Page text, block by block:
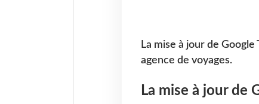
La mise à jour de
agence de voyages.
La mise à jour de